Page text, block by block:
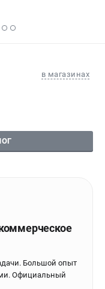
в магазинах
Большой опыт
Официальный